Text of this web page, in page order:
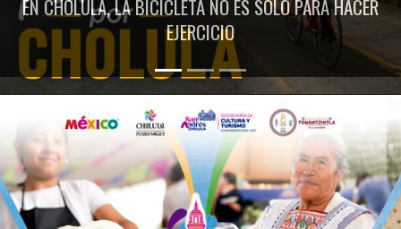
EN CHOLULA, LA BICICLETA NO ES SOLO PARA HACER
EJERCICIO